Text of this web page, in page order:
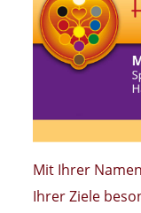
Mit Ihrer
Ihrer Ziele